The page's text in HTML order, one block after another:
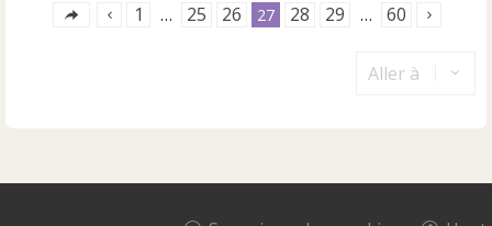
1 … 25 26 27 28 29 … 60
Aller à